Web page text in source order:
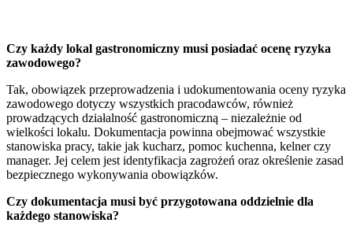
Czy każdy lokal gastronomiczny musi posiadać ocenę ryzyka
zawodowego?
Tak, obowiązek przeprowadzenia i udokumentowania oceny ryzyka
zawodowego dotyczy wszystkich pracodawców, również
prowadzących działalność gastronomiczną – niezależnie od
wielkości lokalu. Dokumentacja powinna obejmować wszystkie
stanowiska pracy, takie jak kucharz, pomoc kuchenna, kelner czy
manager. Jej celem jest identyfikacja zagrożeń oraz określenie zasad
bezpiecznego wykonywania obowiązków.
Czy dokumentacja musi być przygotowana oddzielnie dla
każdego stanowiska?